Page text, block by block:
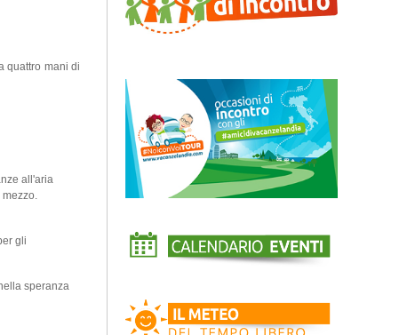
quattro mani di
all'aria
gli
speranza